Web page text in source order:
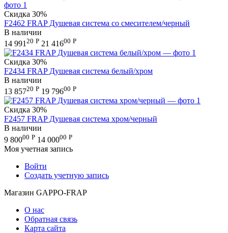
Скидка 30%
F2462 FRAP Душевая система со смесителем/черный
В наличии
14 991 20 Р 21 41600 Р
Скидка 30%
F2434 FRAP Душевая система белый/хром
В наличии
13 85720 Р 19 79600 Р
Скидка 30%
F2457 FRAP Душевая система хром/черный
В наличии
9 80000 Р 14 00000 Р
Моя учетная запись
Войти
Создать учетную запись
Магазин GAPPO-FRAP
О нас
Обратная связь
Карта сайта